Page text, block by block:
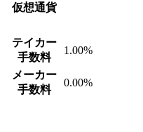
仮想通貨
テイカー
手数料
1.00%
メーカー
手数料
0.00%